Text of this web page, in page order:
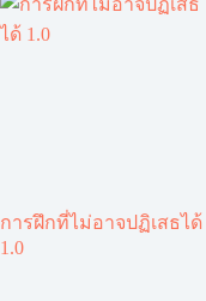
การฝึกที่ไม่อาจปฏิเสธได้
1.0